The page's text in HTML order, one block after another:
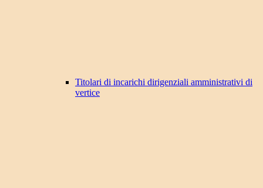
Titolari di incarichi dirigenziali amministrativi di
vertice